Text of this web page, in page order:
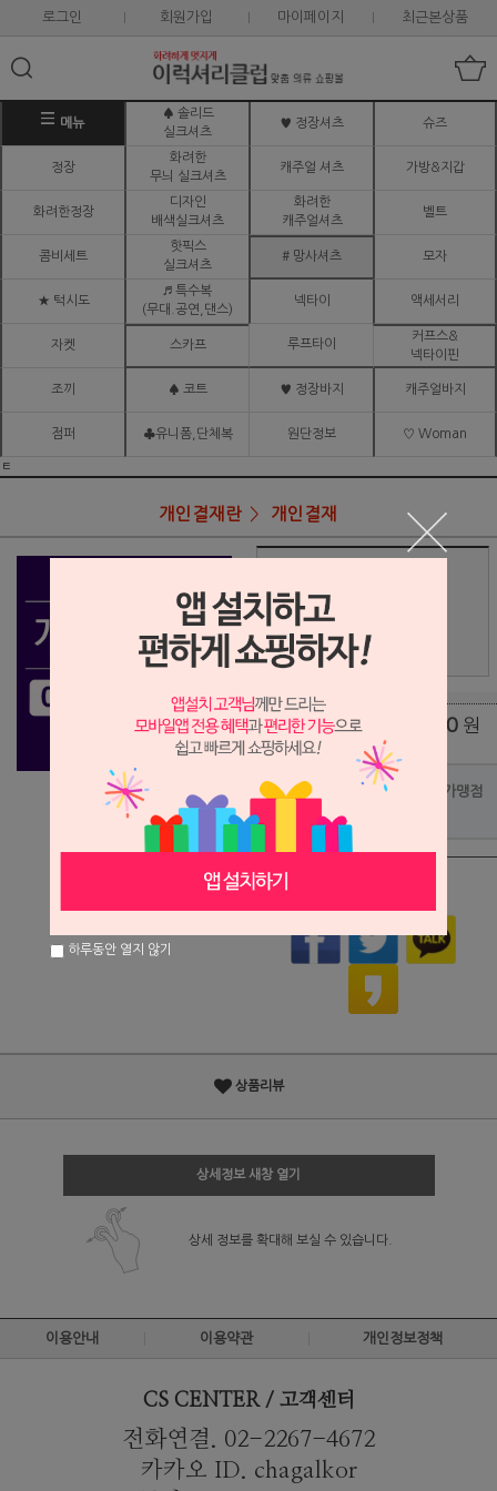
로그인 회원가입 마이페이지 최근본상품
메뉴
♠ 솔리드
실크셔츠
♥ 정장셔츠 슈즈
정장
화려한
무늬 실크셔츠
캐주얼 셔츠 가방&지갑
화려한정장
디자인
배색실크셔츠
화려한
캐주얼셔츠
벨트
콤비세트
핫픽스
실크셔츠
# 망사셔츠 모자
★ 턱시도
♬ 특수복
(무대.공연,댄스)
넥타이 액세서리
자켓 스카프 루프타이
커프스&
넥타이핀
조끼 ♠ 코트 ♥ 정장바지 캐주얼바지
점퍼 ♣유니폼,단체복 원단정보 ♡ Woman
ㅌ
개인결재란 개인결재
상품가 89,000
배송비 (조건)
총 상품 금액 0 원
포인트사용 가맹점
상품리뷰
상세정보 새창 열기
상세 정보를 확대해 보실 수 있습니다.
이용안내 이용약관 개인정보정책
CS CENTER / 고객센터
전화연결. 02-2267-4672
카카오 ID. chagalkor
하루동안 열지 않기